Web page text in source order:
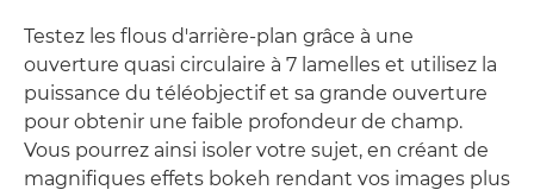
Testez les flous d'arrière-plan grâce à une
ouverture quasi circulaire à 7 lamelles et utilisez la
puissance du téléobjectif et sa grande ouverture
pour obtenir une faible profondeur de champ.
Vous pourrez ainsi isoler votre sujet, en créant de
magnifiques effets bokeh rendant vos images plus